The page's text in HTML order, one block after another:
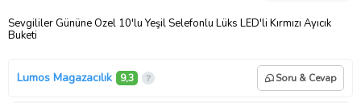
Sevgililer Gününe Özel 10'lu Yeşil Selefonlu Lüks LED'li Kırmızı Ayıcık
Buketi
Lumos Magazacılık 9,3 Soru & Cevap